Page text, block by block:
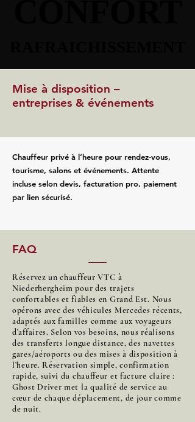
Mise à disposition –
entreprises & événements
Chauffeur privé à l’heure pour rendez‑vous,
tourisme, salons et événements. Attente
incluse selon devis, facturation pro, paiement
par lien sécurisé.
FAQ
Réservez un chauffeur VTC à
Niederhergheim pour des trajets
confortables et fiables en Grand Est. Nous
opérons avec des véhicules Mercedes récents,
adaptés aux familles comme aux voyageurs
d’affaires. Selon vos besoins, nous réalisons
des transferts longue distance, des navettes
gares/aéroports ou des mises à disposition à
l’heure. Réservation simple, confirmation
rapide, suivi du chauffeur et facture claire :
Ghost Driver met la qualité de service au
cœur de chaque déplacement, de jour comme
de nuit.